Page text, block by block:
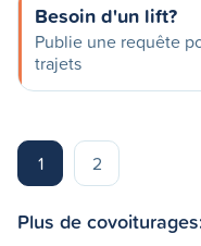
Besoin d'un lift?
Publie une requête
trajets
1 2
Plus de